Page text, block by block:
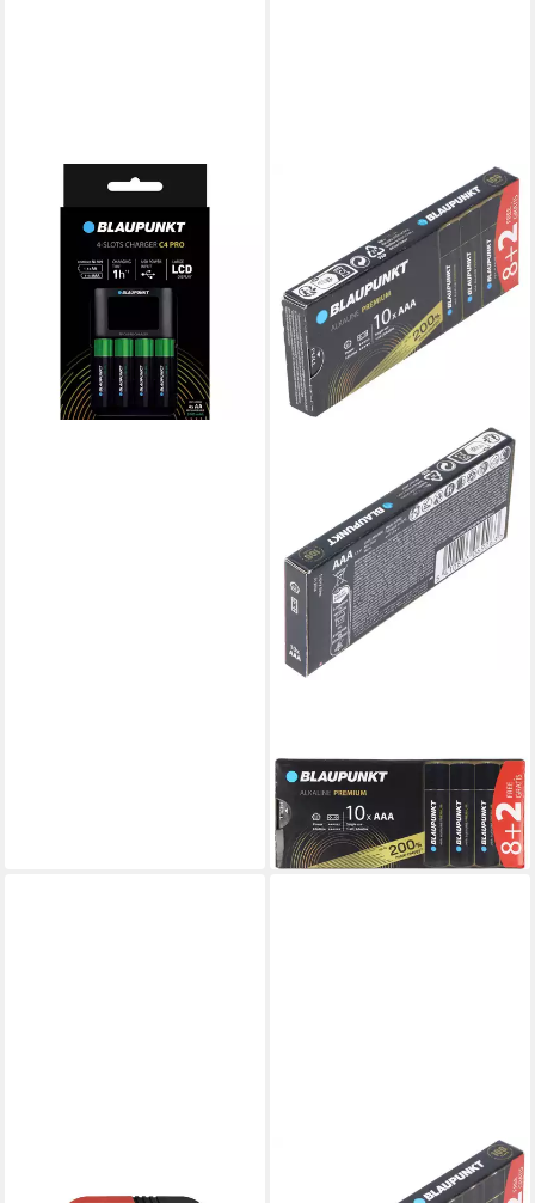
Ladegerät C4PROCH/1VH
30010281 Rundzellen-Lader
43,94 €
lieferbar - in 3-4 Werktagen bei dir
Batterie 1,5V AAA LR03
10er-Pack Batterie, (1,5 V)
8,05 €
lieferbar - in 3-4 Werktagen bei dir